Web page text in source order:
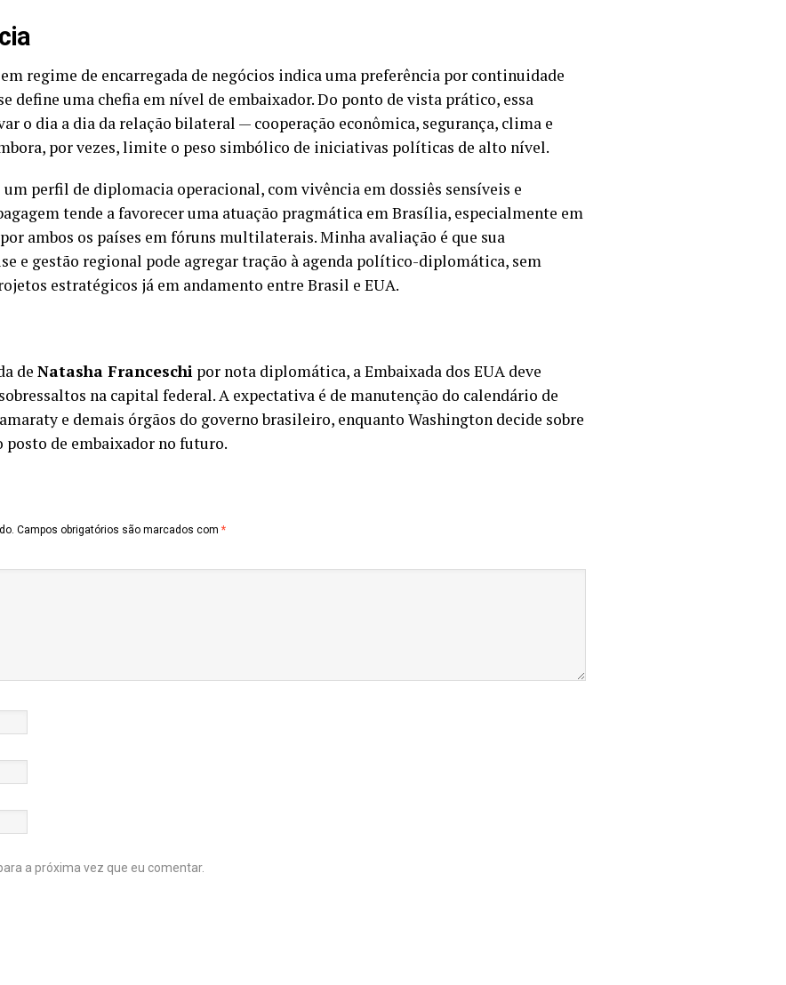
regime de encarregada de negócios indica uma preferência por continuidade
define uma chefia em nível de embaixador. Do ponto de vista prático, essa
o dia a dia da relação bilateral — cooperação econômica, segurança, clima e
por vezes, limite o peso simbólico de iniciativas políticas de alto nível.
perfil de diplomacia operacional, com vivência em dossiês sensíveis e
tende a favorecer uma atuação pragmática em Brasília, especialmente em
ambos os países em fóruns multilaterais. Minha avaliação é que sua
e gestão regional pode agregar tração à agenda político-diplomática, sem
estratégicos já em andamento entre Brasil e EUA.
de Natasha Franceschi por nota diplomática, a Embaixada dos EUA deve
na capital federal. A expectativa é de manutenção do calendário de
e demais órgãos do governo brasileiro, enquanto Washington decide sobre
de embaixador no futuro.
Campos obrigatórios são marcados com *
a próxima vez que eu comentar.